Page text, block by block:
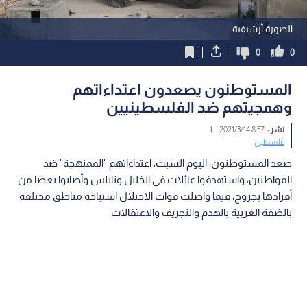
الصورة أرشيفية
0
0
المستوطنون يصعدون اعتداءاتهم
وهمجيتهم ضد الفلسطينيين
نشر :8:57 2021/3/14
|
فلسطين
صعد المستوطنون، اليوم السبت، اعتداءاتهم "الممنهجة" ضد
المواطنين، واستهدفوا عائلات في الخليل ونابلس وأصابوا بعضا من
أفرادها بجروح، فيما واصلت قوات الاحتلال استباحة مناطق مختلفة
بالضفة الغربية بالهدم والتجريف والاعتقالات.